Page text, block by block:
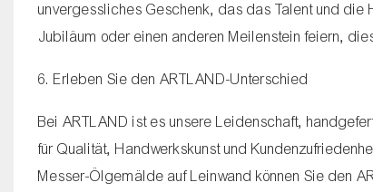
unvergessliches Geschenk, das das Talent und die
Jubiläum oder einen anderen Meilenstein feiern,
6. Erleben Sie den ARTLAND-Unterschied
Bei ARTLAND ist es unsere Leidenschaft,
für Qualität, Handwerkskunst und
Messer-Ölgemälde auf Leinwand können Sie den